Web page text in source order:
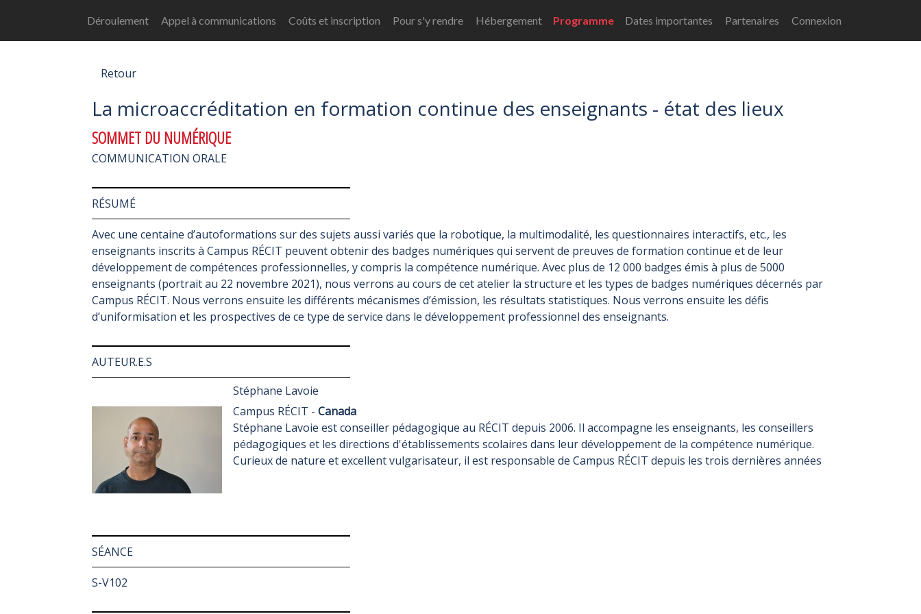
Déroulement Appel à communications Coûts et inscription Pour s'y rendre Hébergement Programme Dates importantes Partenaires Connexion
Retour
La microaccréditation en formation continue des enseignants - état des lieux
SOMMET DU NUMÉRIQUE
COMMUNICATION ORALE
RÉSUMÉ
Avec une centaine d’autoformations sur des sujets aussi variés que la robotique, la multimodalité, les questionnaires interactifs, etc., les
enseignants inscrits à Campus RÉCIT peuvent obtenir des badges numériques qui servent de preuves de formation continue et de leur
développement de compétences professionnelles, y compris la compétence numérique. Avec plus de 12 000 badges émis à plus de 5000
enseignants (portrait au 22 novembre 2021), nous verrons au cours de cet atelier la structure et les types de badges numériques décernés par
Campus RÉCIT. Nous verrons ensuite les différents mécanismes d’émission, les résultats statistiques. Nous verrons ensuite les défis
d’uniformisation et les prospectives de ce type de service dans le développement professionnel des enseignants.
AUTEUR.E.S
Stéphane Lavoie
Campus RÉCIT - Canada
Stéphane Lavoie est conseiller pédagogique au RÉCIT depuis 2006. Il accompagne les enseignants, les conseillers
pédagogiques et les directions d'établissements scolaires dans leur développement de la compétence numérique.
Curieux de nature et excellent vulgarisateur, il est responsable de Campus RÉCIT depuis les trois dernières années
SÉANCE
S-V102